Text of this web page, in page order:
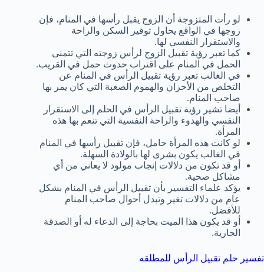
لو رأت المتزوجة أن الزوج يقبل رأسها في المنام، فإن
زوجها في الواقع يحاول توفير السكن والراحة
والاستقرار النفسي لها.
كما تعبر رؤية تقبيل الزوج لرأس زوجته التي تتمنى
الحمل في المنام على اقتراب حدوث حمل في القريب.
في الغالب تعبر رؤية تقبيل الرأس في المنام عن
التخلص من الأحزان والهموم الصعبة التي كان يمر بها
صاحب المنام.
أيضا تشير رؤية تقبيل الرأس في الحلم إلى الاستقرار
النفسي والهدوء والراحة النفسية التي تنعم بها هذه
المرأة.
لو كانت هذه المرأة حامل، فإن تقبيل رأسها في المنام
في الغالب يكون بشرى لها بالولادة السهلة.
أو قد تكون من دلالات إنجاب مولود لا يعاني من أي
مشاكل صحية.
يؤكد علماء التفسير بأن تقبيل الرأس في المنام بشكل
عام من دلالات تغير وتبدل أحوال صاحب المنام
للأفضل.
أو قد يكون هذا الميت بحاجة إلى الدعاء له أو الصدقة
الجارية.
تفسير حلم تقبيل الرأس للمطلقه